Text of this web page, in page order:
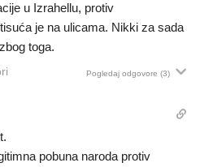
u Izrahellu, protiv
je na ulicama. Nikki za sada
toga.
Pogledaj odgovore (3)
pobuna naroda protiv